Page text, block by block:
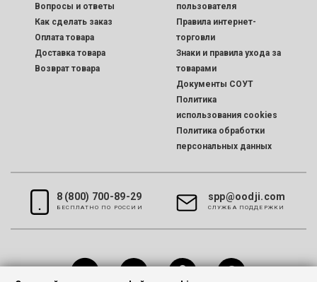
Вопросы и ответы
Как сделать заказ
Оплата товара
Доставка товара
Возврат товара
пользователя
Правила интернет-
торговли
Знаки и правила ухода за
товарами
Документы СОУТ
Политика
использования cookies
Политика обработки
персональных данных
8 (800) 700-89-29
БЕСПЛАТНО ПО РОССИИ
spp@oodji.com
CЛУЖБА ПОДДЕРЖКИ